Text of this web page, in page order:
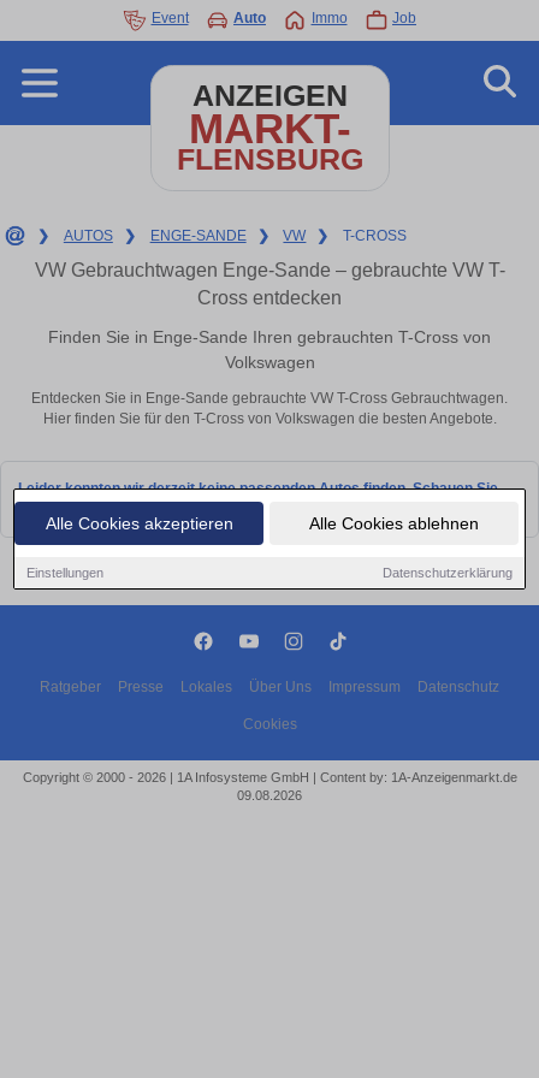
Alle Cookies akzeptieren Alle Cookies ablehnen
Einstellungen Datenschutzerklärung
Event Auto Immo Job
ANZEIGEN
MARKT-
FLENSBURG
❯ AUTOS ❯ ENGE-SANDE ❯ VW ❯ T-CROSS
VW Gebrauchtwagen Enge-Sande – gebrauchte VW T-
Cross entdecken
Finden Sie in Enge-Sande Ihren gebrauchten T-Cross von
Volkswagen
Entdecken Sie in Enge-Sande gebrauchte VW T-Cross Gebrauchtwagen.
Hier finden Sie für den T-Cross von Volkswagen die besten Angebote.
Leider konnten wir derzeit keine passenden Autos finden. Schauen Sie
Ratgeber Presse Lokales Über Uns Impressum Datenschutz
Cookies
Copyright © 2000 - 2026 | 1A Infosysteme GmbH | Content by: 1A-Anzeigenmarkt.de
09.08.2026